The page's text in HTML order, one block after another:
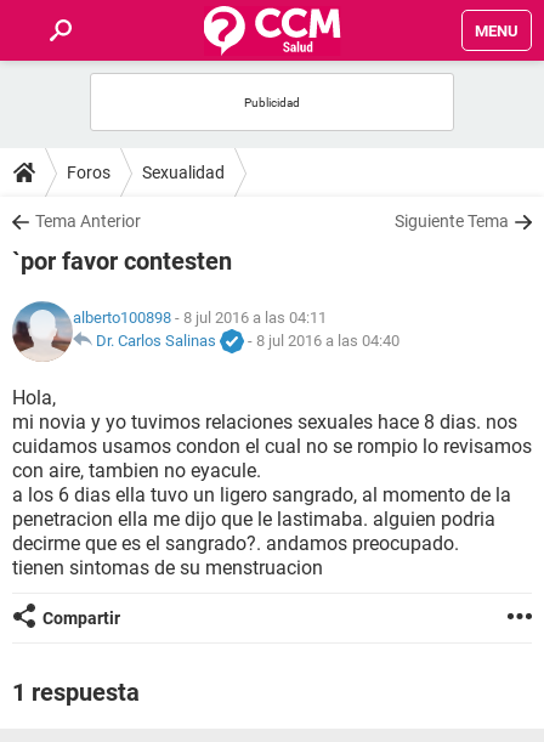
MENU
FOROS
SALUD
FAMILIA
NUTRICIÓN
BIENESTAR
SEXUALIDAD
GLOSARIO
Foros Sexualidad
Tema Anterior Siguiente Tema
`por favor contesten
alberto100898 - 8 jul 2016 a las 04:11
Dr. Carlos Salinas
- 8 jul 2016 a las 04:40
Hola,
mi novia y yo tuvimos relaciones sexuales hace 8 dias. nos
cuidamos usamos condon el cual no se rompio lo revisamos
con aire, tambien no eyacule.
a los 6 dias ella tuvo un ligero sangrado, al momento de la
penetracion ella me dijo que le lastimaba. alguien podria
decirme que es el sangrado?. andamos preocupado.
tienen sintomas de su menstruacion
Compartir
1 respuesta